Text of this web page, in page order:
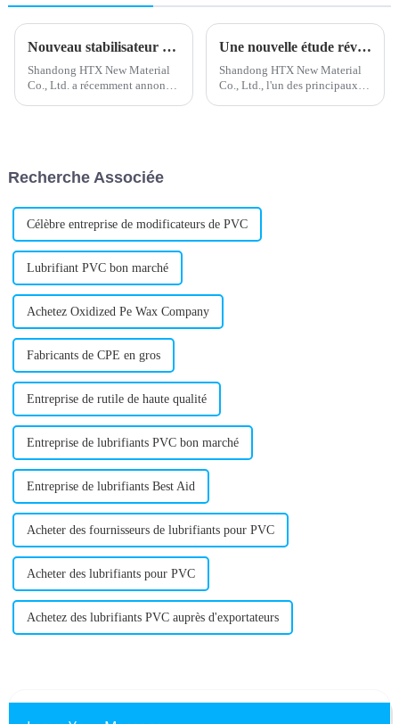
Nouveau stabilisateur de plomb composé pour une meilleure performance du produit
Shandong HTX New Material
Co., Ltd. a récemment annoncé
chromatique.
Une nouvelle étude révèle les risques potentiels du polyéthylène chloré pour la santé
Shandong HTX New Material
Co., Ltd., l'un des principaux
Recherche Associée
Célèbre entreprise de modificateurs de PVC
Lubrifiant PVC bon marché
Achetez Oxidized Pe Wax Company
Fabricants de CPE en gros
Entreprise de rutile de haute qualité
Entreprise de lubrifiants PVC bon marché
Entreprise de lubrifiants Best Aid
Acheter des fournisseurs de lubrifiants pour PVC
Acheter des lubrifiants pour PVC
Achetez des lubrifiants PVC auprès d'exportateurs